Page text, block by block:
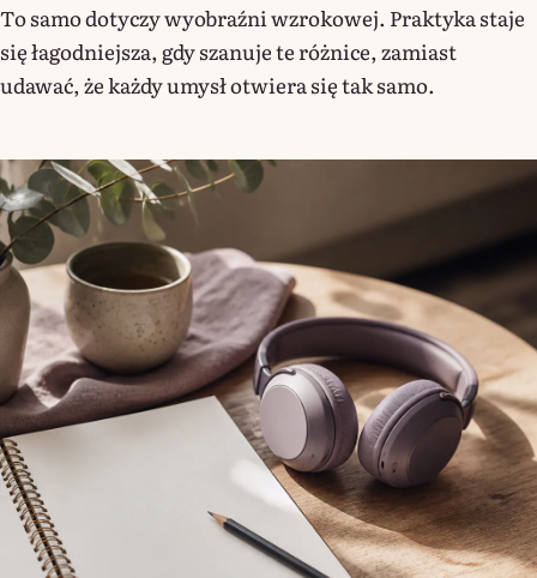
To samo dotyczy wyobraźni wzrokowej. Praktyka staje
się łagodniejsza, gdy szanuje te różnice, zamiast
udawać, że każdy umysł otwiera się tak samo.